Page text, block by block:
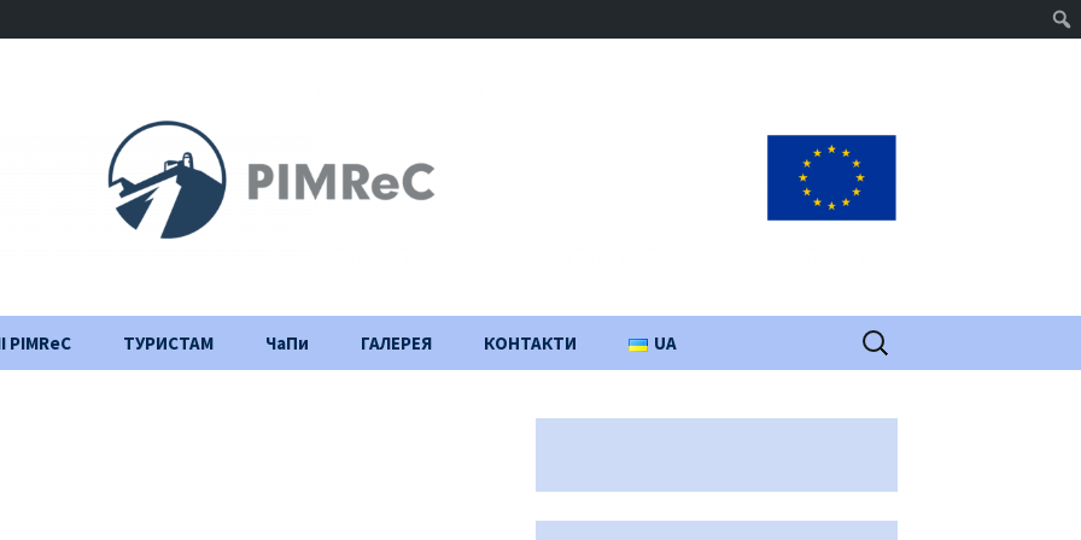
PIMReC ТУРИСТАМ ЧаПи ГАЛЕРЕЯ КОНТАКТИ UA Пошук: